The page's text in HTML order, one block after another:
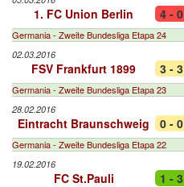
1. FC Union Berlin 4 - 0
Germania - Zweite Bundesliga Etapa 24
02.03.2016
FSV Frankfurt 1899 3 - 3
Germania - Zweite Bundesliga Etapa 23
28.02.2016
Eintracht Braunschweig 0 - 0
Germania - Zweite Bundesliga Etapa 22
19.02.2016
FC St.Pauli 1 - 3